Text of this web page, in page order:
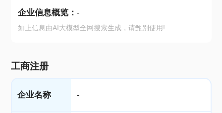
企业信息概览： -
如上信息由AI大模型全网搜索生成，请甄别使用!
工商注册
企业名称 -